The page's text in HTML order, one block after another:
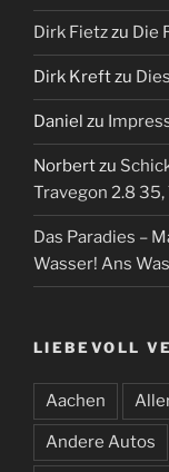
Dirk Fietzzu Die
Dirk Kreftzu
Daniel zu
Norbertzu
Travegon 2.8
Das Paradies –
Wasser! Ans
LIEBEVOLL
Aachen
Andere Autos